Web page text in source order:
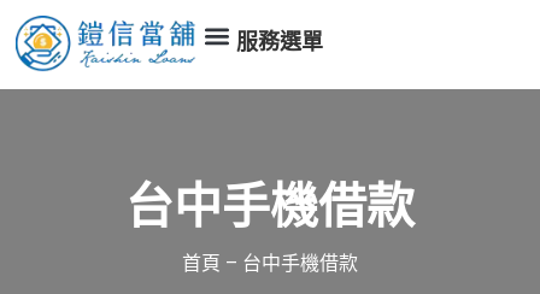
服務選單
台中手機借款
首頁 – 台中手機借款